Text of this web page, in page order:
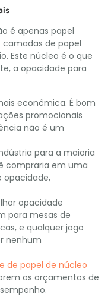
é apenas papel
camadas de papel
Este núcleo é o que
a opacidade para
econômica. É bom
promocionais
não é um
para a maioria
compraria em uma
opacidade,
opacidade
para mesas de
e qualquer jogo
nenhum
de papel de núcleo
os orçamentos de